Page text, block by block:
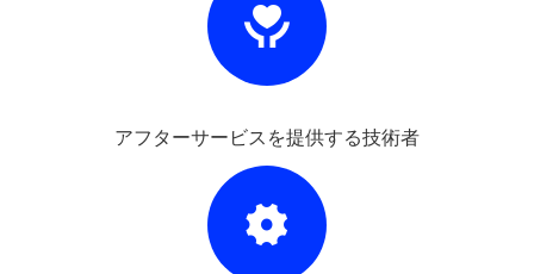
アフターサービスを提供する技術者